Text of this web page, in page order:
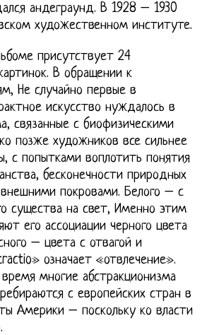
андеграунд. В 1928 – 1930
художественном институте.
присутствует 24
В обращении к
Не случайно первые в
искусство нуждалось в
связанные с биофизическими
позже художников все сильнее
с попытками воплотить понятия
бесконечности природных
покровами. Белого – с
существа на свет, Именно этим
его ассоциации черного цвета
– цвета с отвагой и
означает «отвлечение».
многие абстракционизма
с европейских стран в
Америки – поскольку ко власти